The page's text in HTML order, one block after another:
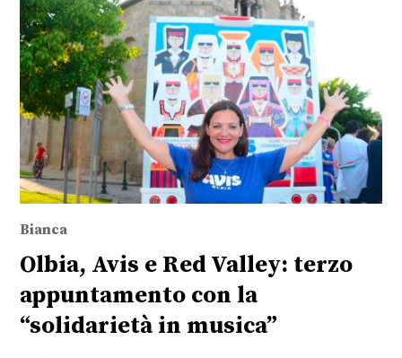
Bianca
Olbia, Avis e Red Valley: terzo
appuntamento con la
“solidarietà in musica”